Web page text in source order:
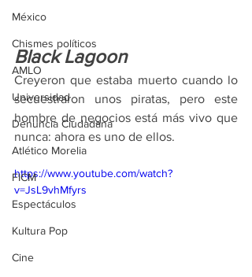
México
Chismes políticos
AMLO
Universidad
Denuncia Ciudadana
Atlético Morelia
FICM
Espectáculos
Kultura Pop
Cine
Black Lagoon
Creyeron que estaba muerto cuando lo
secuestraron unos piratas, pero este
hombre de negocios está más vivo que
nunca: ahora es uno de ellos.
https://www.youtube.com/watch?
v=JsL9vhMfyrs